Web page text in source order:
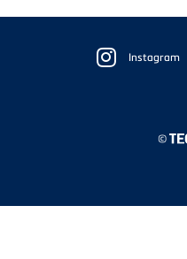
Instagram
©